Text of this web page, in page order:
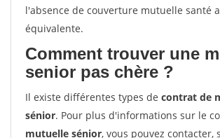
l'absence de couverture mutuelle santé
équivalente.
Comment trouver une
senior pas chère ?
Il existe différentes types de contrat de
sénior. Pour plus d'informations sur le
mutuelle sénior, vous pouvez contacter,